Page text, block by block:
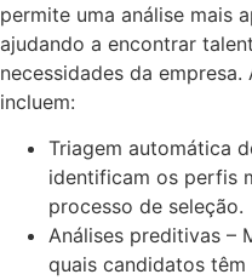
permite uma análise mais
ajudando a encontrar
necessidades da
incluem:
Triagem automática
identificam os perfis
processo de seleção.
Análises preditivas –
quais candidatos